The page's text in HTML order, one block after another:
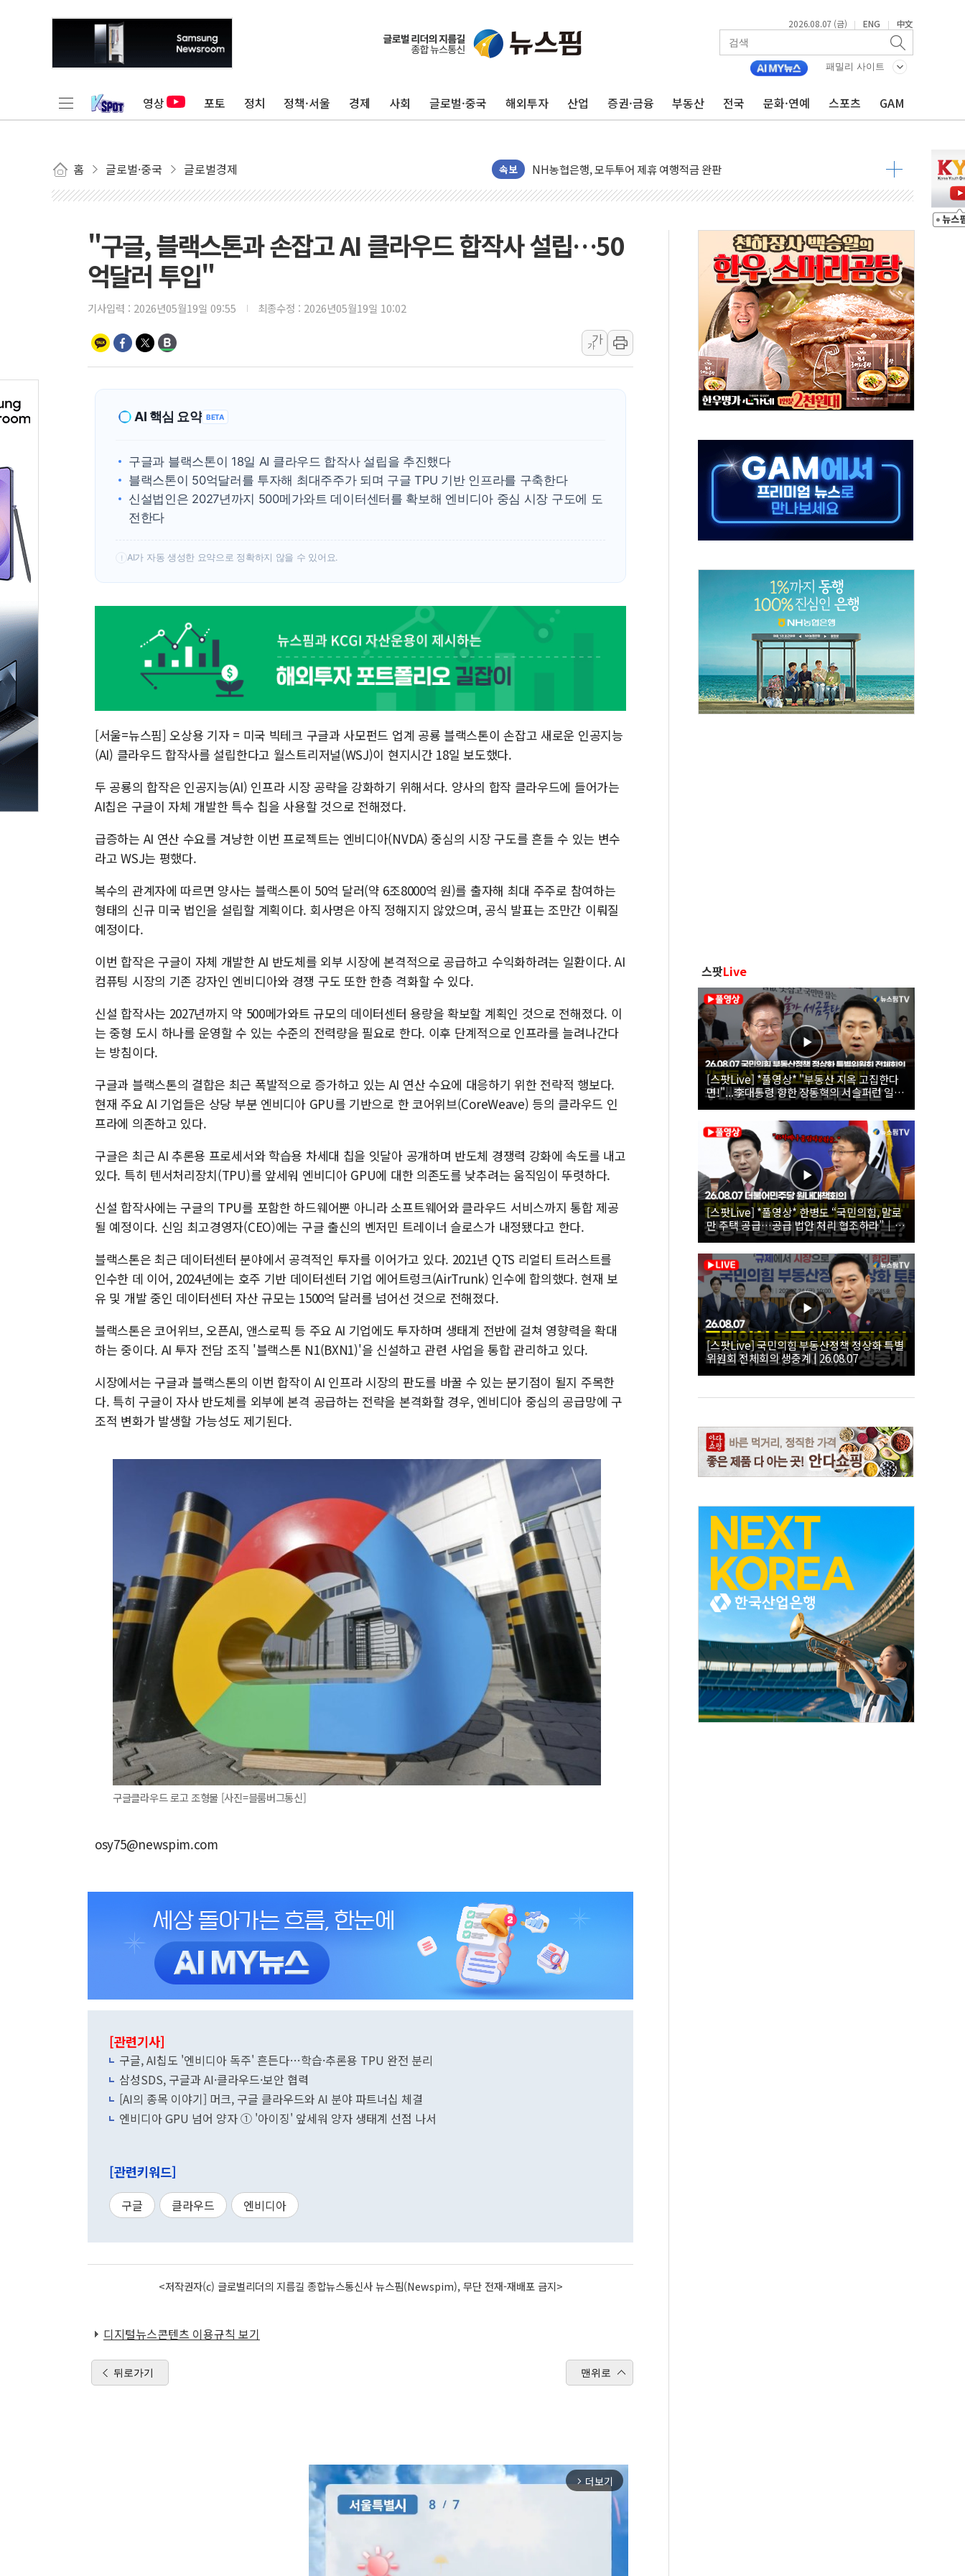
2026.08.07 (금) | ENG | 中文
패밀리 사이트
영상 포토 정치 정책·서울 경제 사회 글로벌·중국 해외투자 산업 증권·금융 부동산 전국 문화·연예 스포츠 GAM
홈 글로벌·중국 글로벌경제 속보
전남광주 화정역 인근 도로 4중 추돌…1명 심정지·5명 부상
청도 문수리 야산서 산불 진화 중...진화헬기 3대 투입
헥토이노베이션, 상반기 매출 첫 2000억원 돌파
우리은행, 고창해상풍력에 4000억 금융 지원
민병덕 "오늘 67개 점포 영업 재개...장바구니에 홈플러스 담아달라" 호소
하나금융이 쏘아 올린 CIFO, 금융지주 포용금융 조직개편 신호탄
코스피·코스닥 오전 동반 하락…내린 종목이 두 배 넘어
'입추'인데 연일 찜통더위…김성환 기후부 장관 "예측범위 벗어나도 즉시대응"
"최대 2시간 앞서 침수 예측"…건설연, AI 위험기상 기술 개발
유니슨 "국내생산세액공제·인증제도 개선 수혜 기대"
창호 교체하다 난간 무너져…대전서 50대 일용직 추락 사망
장동혁 "규제와 대출 풀고 재개발·재건축 촉진하는 것이 부동산 정상화"
[속보] 종합특검, '尹 관저 이전 감사 무마' 유병호 감사위원 구속 기소
AI에 승부 건 네이버…내년 AI 팩토리 매출 본격화
日, 4~6월 105조원 환시 개입...4월 말 '56조원' 사상 최대
경찰, '300억대 사기 혐의' 차가원 대표 구속 송치
"구글, 블랙스톤과 손잡고 AI 클라우드 합작사 설립…50
억달러 투입"
기사입력 : 2026년05월19일 09:55 최종수정 : 2026년05월19일 10:02
가
가
AI 핵심 요약 BETA
구글과 블랙스톤이 18일 AI 클라우드 합작사 설립을 추진했다
블랙스톤이 50억달러를 투자해 최대주주가 되며 구글 TPU 기반 인프라를 구축한다
신설법인은 2027년까지 500메가와트 데이터센터를 확보해 엔비디아 중심 시장 구도에 도
전한다
! AI가 자동 생성한 요약으로 정확하지 않을 수 있어요.
[서울=뉴스핌] 오상용 기자 = 미국 빅테크 구글과 사모펀드 업계 공룡 블랙스톤이 손잡고 새로운 인공지능
(AI) 클라우드 합작사를 설립한다고 월스트리저널(WSJ)이 현지시간 18일 보도했다.
두 공룡의 합작은 인공지능(AI) 인프라 시장 공략을 강화하기 위해서다. 양사의 합작 클라우드에 들어가는
AI칩은 구글이 자체 개발한 특수 칩을 사용할 것으로 전해졌다.
급증하는 AI 연산 수요를 겨냥한 이번 프로젝트는 엔비디아(NVDA) 중심의 시장 구도를 흔들 수 있는 변수
라고 WSJ는 평했다.
복수의 관계자에 따르면 양사는 블랙스톤이 50억 달러(약 6조8000억 원)를 출자해 최대 주주로 참여하는
형태의 신규 미국 법인을 설립할 계획이다. 회사명은 아직 정해지지 않았으며, 공식 발표는 조만간 이뤄질
예정이다.
이번 합작은 구글이 자체 개발한 AI 반도체를 외부 시장에 본격적으로 공급하고 수익화하려는 일환이다. AI
컴퓨팅 시장의 기존 강자인 엔비디아와 경쟁 구도 또한 한층 격화할 수 있다.
신설 합작사는 2027년까지 약 500메가와트 규모의 데이터센터 용량을 확보할 계획인 것으로 전해졌다. 이
는 중형 도시 하나를 운영할 수 있는 수준의 전력량을 필요로 한다. 이후 단계적으로 인프라를 늘려나간다
는 방침이다.
구글과 블랙스톤의 결합은 최근 폭발적으로 증가하고 있는 AI 연산 수요에 대응하기 위한 전략적 행보다.
현재 주요 AI 기업들은 상당 부분 엔비디아 GPU를 기반으로 한 코어위브(CoreWeave) 등의 클라우드 인
프라에 의존하고 있다.
구글은 최근 AI 추론용 프로세서와 학습용 차세대 칩을 잇달아 공개하며 반도체 경쟁력 강화에 속도를 내고
있다. 특히 텐서처리장치(TPU)를 앞세워 엔비디아 GPU에 대한 의존도를 낮추려는 움직임이 뚜렷하다.
신설 합작사에는 구글의 TPU를 포함한 하드웨어뿐 아니라 소프트웨어와 클라우드 서비스까지 통합 제공
될 예정이다. 신임 최고경영자(CEO)에는 구글 출신의 벤저민 트레이너 슬로스가 내정됐다고 한다.
블랙스톤은 최근 데이터센터 분야에서 공격적인 투자를 이어가고 있다. 2021년 QTS 리얼티 트러스트를
인수한 데 이어, 2024년에는 호주 기반 데이터센터 기업 에어트렁크(AirTrunk) 인수에 합의했다. 현재 보
유 및 개발 중인 데이터센터 자산 규모는 1500억 달러를 넘어선 것으로 전해졌다.
블랙스톤은 코어위브, 오픈AI, 앤스로픽 등 주요 AI 기업에도 투자하며 생태계 전반에 걸쳐 영향력을 확대
하는 중이다. AI 투자 전담 조직 '블랙스톤 N1(BXN1)'을 신설하고 관련 사업을 통합 관리하고 있다.
시장에서는 구글과 블랙스톤의 이번 합작이 AI 인프라 시장의 판도를 바꿀 수 있는 분기점이 될지 주목한
다. 특히 구글이 자사 반도체를 외부에 본격 공급하는 전략을 본격화할 경우, 엔비디아 중심의 공급망에 구
조적 변화가 발생할 가능성도 제기된다.
구글클라우드 로고 조형물 [사진=블룸버그통신]
osy75@newspim.com
[관련기사]
구글, AI칩도 '엔비디아 독주' 흔든다…학습·추론용 TPU 완전 분리
삼성SDS, 구글과 AI·클라우드·보안 협력
[AI의 종목 이야기] 머크, 구글 클라우드와 AI 분야 파트너십 체결
엔비디아 GPU 넘어 양자 ① '아이징' 앞세워 양자 생태계 선점 나서
[관련키워드]
구글 클라우드 엔비디아
<저작권자(c) 글로벌리더의 지름길 종합뉴스통신사 뉴스핌(Newspim), 무단 전재-재배포 금지>
디지털뉴스콘텐츠 이용규칙 보기
뒤로가기 맨위로
arrow_forward_ios 더보기
스팟Live
[스팟Live] *풀영상* "부동산 지옥 고집한다
면!"...李대통령 향한 장동혁의 서슬퍼런 일갈
| 26.08.07 국민의힘 부동산정책 정상화 특별
위원회 전체회의
[스팟Live] *풀영상* 한병도 “국민의힘, 말로
만 주택 공급…공급 법안 처리 협조하라”｜
26.08.07 더불어민주당 원내대책회의
[스팟Live] 국민의힘 부동산정책 정상화 특별
위원회 전체회의 생중계 | 26.08.07